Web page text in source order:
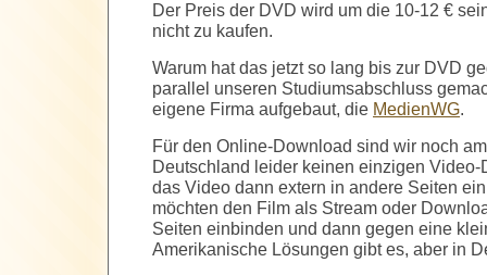
Der Preis der DVD wird um die 10-12 €
nicht zu kaufen.
Warum hat das jetzt so lang bis zur DVD
parallel unseren Studiumsabschluss
eigene Firma aufgebaut, die MedienWG.
Für den Online-Download sind wir noch
Deutschland leider keinen einzigen Video-
das Video dann extern in andere Seiten
möchten den Film als Stream oder
Seiten einbinden und dann gegen eine
Amerikanische Lösungen gibt es, aber in